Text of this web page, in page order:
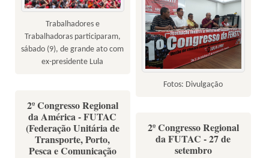
Trabalhadores e
Trabalhadoras participaram,
sábado (9), de grande ato com
ex-presidente Lula
Fotos: Divulgação
2º Congresso Regional
da América - FUTAC
(Federação Unitária de
Transporte, Porto,
Pesca e Comunicação
2º Congresso Regional
da FUTAC - 27 de
setembro